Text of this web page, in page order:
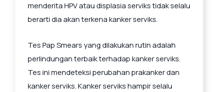
menderita HPV atau displasia serviks tidak selalu
berarti dia akan terkena kanker serviks.
Tes Pap Smears yang dilakukan rutin adalah
perlindungan terbaik terhadap kanker serviks.
Tes ini mendeteksi perubahan prakanker dan
kanker serviks. Kanker serviks hampir selalu